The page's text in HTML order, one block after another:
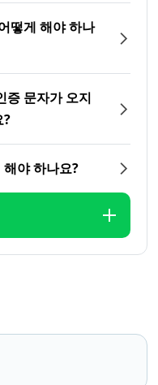
떻게 해야 하나
증 문자가 오지
?
야 하나요?